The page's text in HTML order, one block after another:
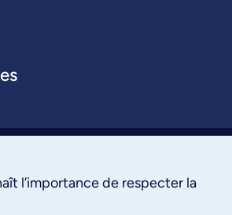
l’importance de respecter la